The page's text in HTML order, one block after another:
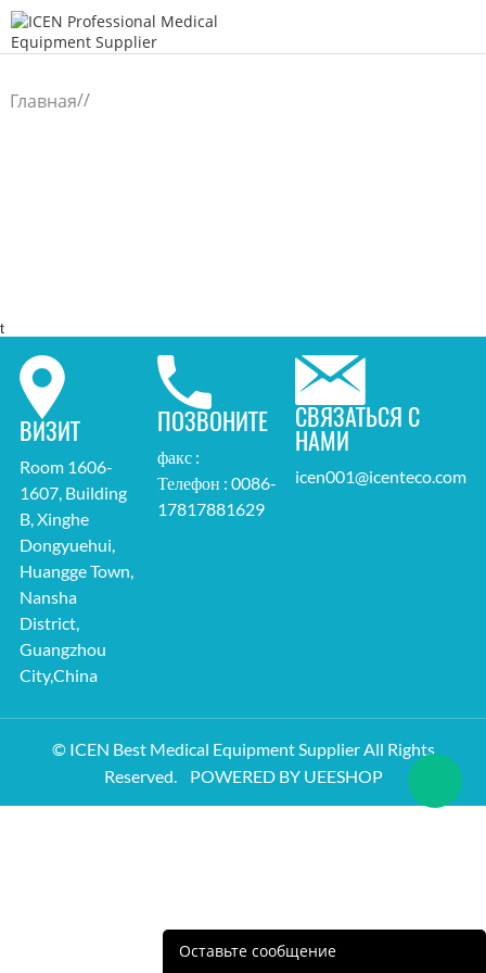
Главная//
t
ВИЗИТ
Room 1606-
1607, Building
B, Xinghe
Dongyuehui,
Huangge Town,
Nansha
District,
Guangzhou
City,China
ПОЗВОНИТЕ
факс :
Телефон : 0086-
17817881629
СВЯЗАТЬСЯ С
НАМИ
icen001@icenteco.com
© ICEN Best Medical Equipment Supplier All Rights
Reserved. POWERED BY UEESHOP
Оставьте сообщение